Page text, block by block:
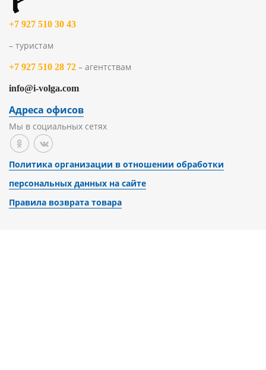
+7 927 510 30 43
– туристам
+7 927 510 28 72 – агентствам
info@i-volga.com
Адреса офисов
Мы в социальных сетях
Политика организации в отношении обработки
персональных данных на сайте
Правила возврата товара